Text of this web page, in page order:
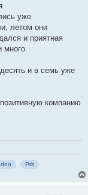
уже
летом они
и приятная
много
и в семь уже
компанию
Prit